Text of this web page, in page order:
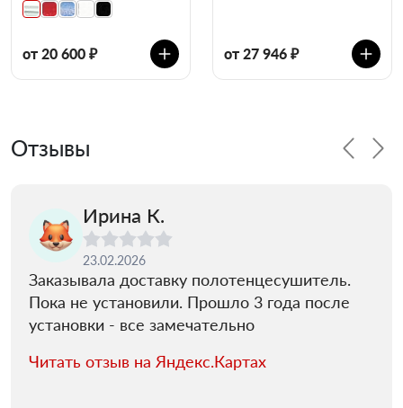
от 20 600 ₽ от 27 946 ₽
Отзывы
Ирина К.
23.02.2026
Заказывала доставку полотенцесушитель.
Пока не установили. Прошло 3 года после
установки - все замечательно
Читать отзыв на Яндекс.Картах